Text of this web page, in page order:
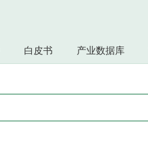
白皮书 产业数据库